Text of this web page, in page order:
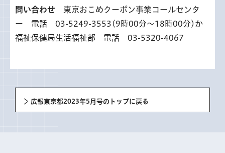
問い合わせ 東京おこめクーポン事業コールセンタ
ー 電話 03-5249-3553(9時00分〜18時00分)か
福祉保健局生活福祉部 電話 03-5320-4067
広報東京都2023年5月号のトップに戻る